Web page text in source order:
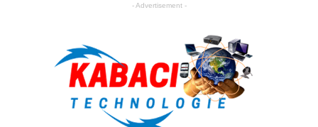
- Advertisement -